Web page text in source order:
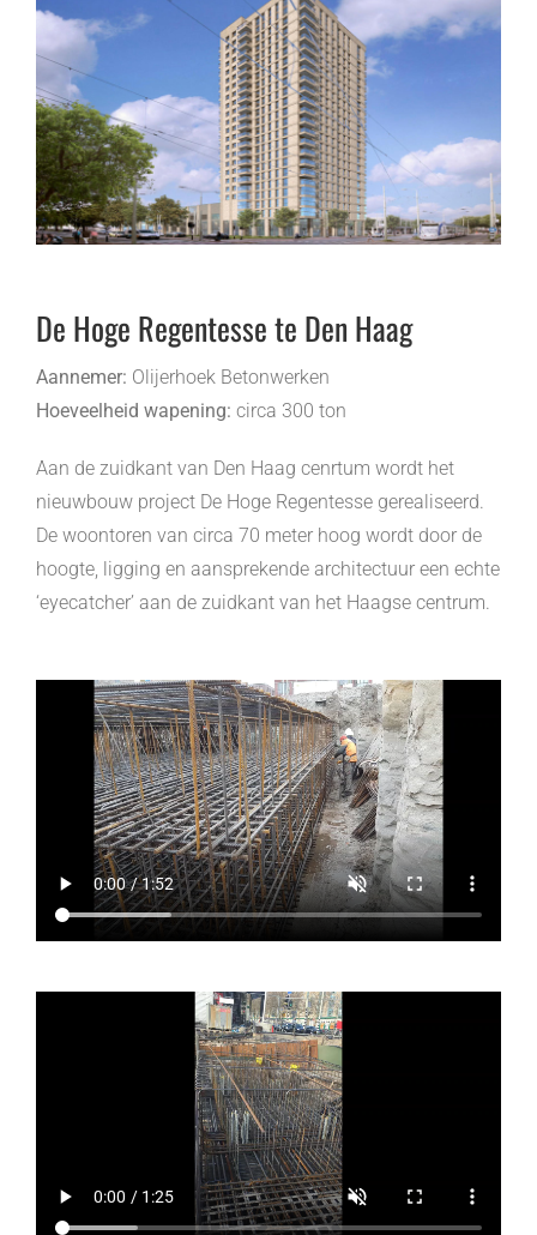
De Hoge Regentesse te Den Haag
Aannemer: Olijerhoek Betonwerken
Hoeveelheid wapening: circa 300 ton
Aan de zuidkant van Den Haag cenrtum wordt het
nieuwbouw project De Hoge Regentesse gerealiseerd.
De woontoren van circa 70 meter hoog wordt door de
hoogte, ligging en aansprekende architectuur een echte
‘eyecatcher’ aan de zuidkant van het Haagse centrum.